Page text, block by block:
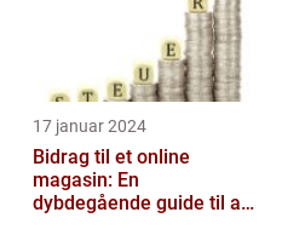
17 januar 2024
Bidrag til et online
magasin: En
dybdegående guide til at